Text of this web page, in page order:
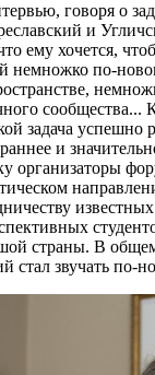
говоря о
и
ему хочется,
немножко по-
сообщества...
задача успешно
и
организаторы
страны. В
стал звучать по-